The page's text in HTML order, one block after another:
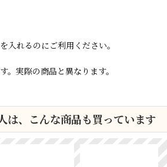
れるのにご利用ください。
実際の商品と異なります。
は、こんな商品も買っています